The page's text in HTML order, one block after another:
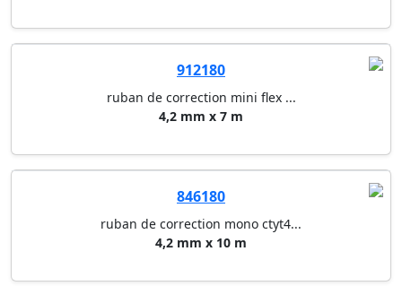
912180
ruban de correction mini flex ...
4,2 mm x 7 m
846180
ruban de correction mono ctyt4...
4,2 mm x 10 m